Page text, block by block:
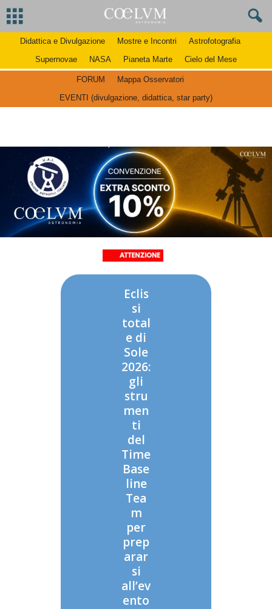
Didattica e Divulgazione Mostre e Incontri
Astrofotografia
Supernovae
NASA Pianeta Marte Cielo del Mese
FORUM
Mappa Osservatori
EVENTI (divulgazione, didattica, star party)
Eclis
si
total
e di
Sole
2026:
gli
stru
men
ti
del
Time
Base
line
Tea
m
per
prep
arar
si
all’ev
ento